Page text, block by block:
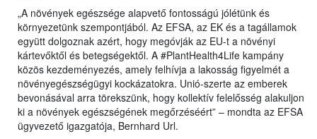
„A növények egészsége alapvető fontosságú jólétünk és
környezetünk szempontjából. Az EFSA, az EK és a tagállamok
együtt dolgoznak azért, hogy megóvják az EU-t a növényi
kártevőktől és betegségektől. A #PlantHealth4Life kampány
közös kezdeményezés, amely felhívja a lakosság figyelmét a
növényegészségügyi kockázatokra. Unió-szerte az emberek
bevonásával arra törekszünk, hogy kollektív felelősség alakuljon
ki a növények egészségének megőrzéséért” – mondta az EFSA
ügyvezető igazgatója, Bernhard Url.